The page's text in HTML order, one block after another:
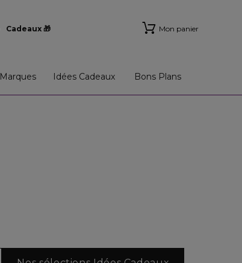
Cadeaux 🎁 Mon panier
Marques Idées Cadeaux Bons Plans